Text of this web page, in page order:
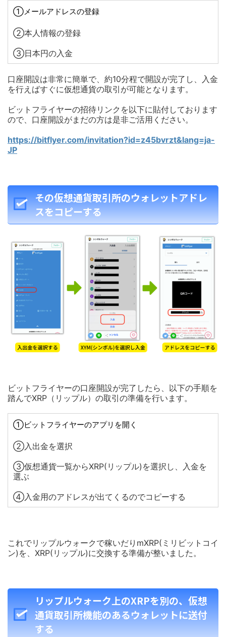
①メールアドレスの登録
②本人情報の登録
③日本円の入金
口座開設は非常に簡単で、約10分程で開設が完了し、入金
を行えばすぐに仮想通貨の取引が可能となります。
ビットフライヤーの招待リンクを以下に貼付しております
ので、口座開設がまだの方は是非ご活用ください。
https://bitflyer.com/invitation?id=z45bvrzt&lang=ja-
JP
その仮想通貨取引所のウォレットアドレ
スをコピーする
ビットフライヤーの口座開設が完了したら、以下の手順を
踏んでXRP（リップル）の取引の準備を行います。
①ビットフライヤーのアプリを開く
②入出金を選択
③仮想通貨一覧からXRP(リップル)を選択し、入金を
選ぶ
④入金用のアドレスが出てくるのでコピーする
これでリップルウォークで稼いだりmXRP(ミリビットコイ
ン)を、XRP(リップル)に交換する準備が整いました。
リップルウォーク上のXRPを別の、仮想
通貨取引所機能のあるウォレットに送付
する